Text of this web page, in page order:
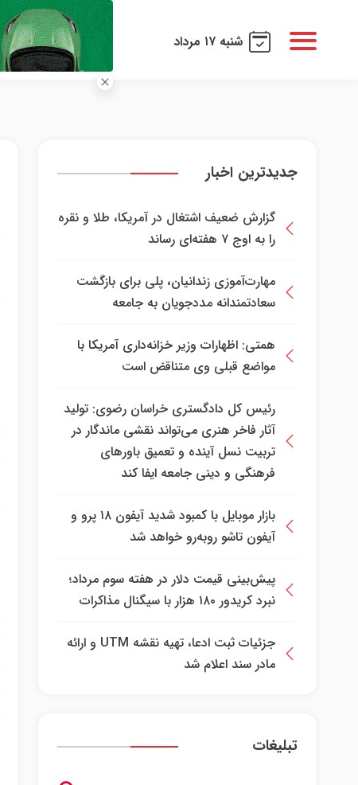
شنبه ۱۷ مرداد
جدیدترین اخبار
گزارش ضعیف اشتغال در آمریکا، طلا و نقره
را به اوج ۷ هفته‌ای رساند
مهارت‌آموزی زندانیان، پلی برای بازگشت
سعادتمندانه مددجویان به جامعه
همتی: اظهارات وزیر خزانه‌داری آمریکا با
مواضع قبلی وی متناقض است
رئیس کل دادگستری خراسان رضوی: تولید
آثار فاخر هنری می‌تواند نقشی ماندگار در
تربیت نسل آینده و تعمیق باور‌های
فرهنگی و دینی جامعه ایفا کند
بازار موبایل با کمبود شدید آیفون ۱۸ پرو و
آیفون تاشو روبه‌رو خواهد شد
پیش‌بینی قیمت دلار در هفته سوم مرداد؛
نبرد کریدور ۱۸۰ هزار با سیگنال مذاکرات
جزئیات ثبت ادعا، تهیه نقشه UTM و ارائه
مادر سند اعلام شد
تبلیغات